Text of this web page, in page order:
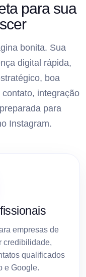
para sua
bonita. Sua
digital rápida,
boa
integração
para
Instagram.
empresas de
credibilidade,
qualificados
e Google.